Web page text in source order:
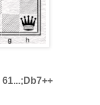
61...;Db7++